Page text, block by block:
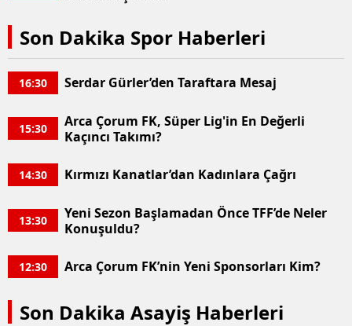
Karabük
Kilis
Osmaniye
Düzce
Son Dakika Spor Haberleri
16:30 Serdar Gürler’den Taraftara Mesaj
15:30
Arca Çorum FK, Süper Lig'in En Değerli
Kaçıncı Takımı?
14:30 Kırmızı Kanatlar’dan Kadınlara Çağrı
13:30
Yeni Sezon Başlamadan Önce TFF’de Neler
Konuşuldu?
12:30 Arca Çorum FK’nin Yeni Sponsorları Kim?
Son Dakika Asayiş Haberleri